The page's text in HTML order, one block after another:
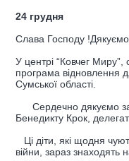
24 грудня
Слава Господу
У центрі “Ковчег
програма відновлення
Сумської області.
Сердечно дякуємо за
Бенедикту Крок,
Ці діти, які щодня
війни, зараз знаходять